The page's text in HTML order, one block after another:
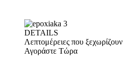
DETAILS
Λεπτομέρειες που ξεχωρίζουν
Αγοράστε Τώρα